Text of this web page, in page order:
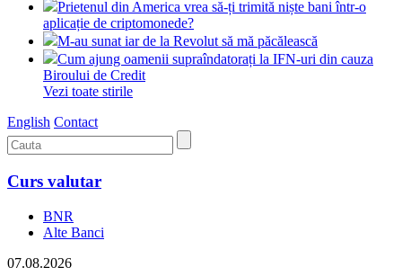
Prietenul din America vrea să-ți trimită niște bani într-o
aplicație de criptomonede?
M-au sunat iar de la Revolut să mă păcălească
Cum ajung oamenii supraîndatorați la IFN-uri din cauza
Biroului de Credit
Vezi toate stirile
English Contact
Curs valutar
BNR
Alte Banci
07.08.2026